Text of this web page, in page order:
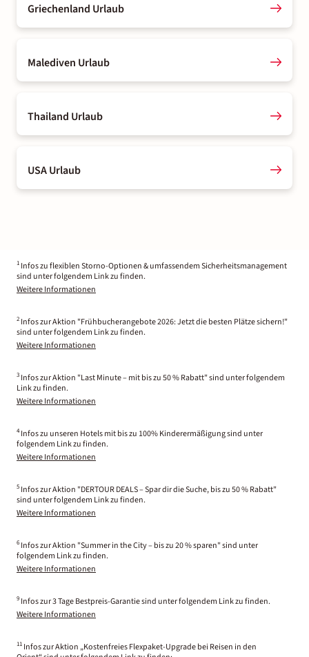
Griechenland Urlaub
Malediven Urlaub
Thailand Urlaub
USA Urlaub
1 Infos zu flexiblen Storno-Optionen & umfassendem Sicherheitsmanagement
sind unter folgendem Link zu finden.
Weitere Informationen
2 Infos zur Aktion "Frühbucherangebote 2026: Jetzt die besten Plätze sichern!"
sind unter folgendem Link zu finden.
Weitere Informationen
3 Infos zur Aktion "Last Minute – mit bis zu 50 % Rabatt" sind unter folgendem
Link zu finden.
Weitere Informationen
4 Infos zu unseren Hotels mit bis zu 100% Kinderermäßigung sind unter
folgendem Link zu finden.
Weitere Informationen
5 Infos zur Aktion "DERTOUR DEALS – Spar dir die Suche, bis zu 50 % Rabatt"
sind unter folgendem Link zu finden.
Weitere Informationen
6 Infos zur Aktion "Summer in the City – bis zu 20 % sparen" sind unter
folgendem Link zu finden.
Weitere Informationen
9 Infos zur 3 Tage Bestpreis-Garantie sind unter folgendem Link zu finden.
Weitere Informationen
11 Infos zur Aktion „Kostenfreies Flexpaket-Upgrade bei Reisen in den